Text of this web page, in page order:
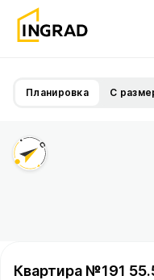
Планировка С
Квартира №191